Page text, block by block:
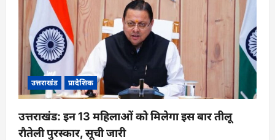
उत्तराखंड प्रादेशिक
उत्तराखंड: इन 13 महिलाओं को मिलेगा इस बार तीलू
रौतेली पुरस्कार, सूची जारी